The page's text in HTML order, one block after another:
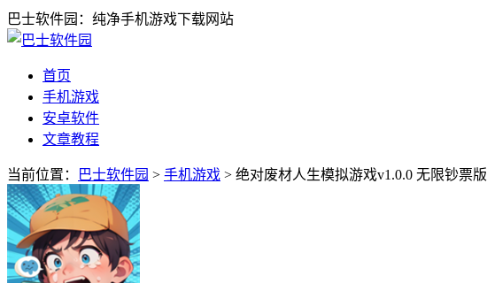
巴士软件园：纯净手机游戏下载网站
首页
手机游戏
安卓软件
文章教程
当前位置： 巴士软件园 > 手机游戏 > 绝对废材人生模拟游戏v1.0.0 无限钞票版